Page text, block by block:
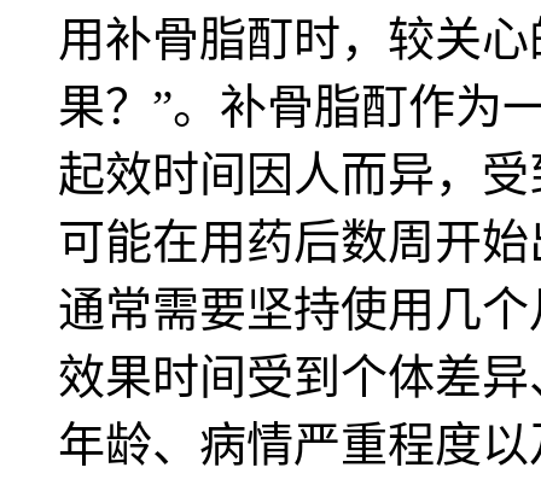
用补骨脂酊时，较关
果？”。补骨脂酊作为
起效时间因人而异，
可能在用药后数周开
通常需要坚持使用几
效果时间受到个体差
年龄、病情严重程度